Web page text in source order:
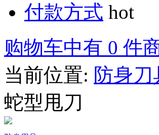
付款方式 hot
购物车中有 0 件
当前位置: 防身刀
蛇型甩刀